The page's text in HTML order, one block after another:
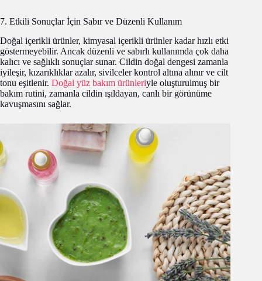
7. Etkili Sonuçlar İçin Sabır ve Düzenli Kullanım
Doğal içerikli ürünler, kimyasal içerikli ürünler kadar hızlı etki
göstermeyebilir. Ancak düzenli ve sabırlı kullanımda çok daha
kalıcı ve sağlıklı sonuçlar sunar. Cildin doğal dengesi zamanla
iyileşir, kızarıklıklar azalır, sivilceler kontrol altına alınır ve cilt
tonu eşitlenir. Doğal yüz bakım ürünleriyle oluşturulmuş bir
bakım rutini, zamanla cildin ışıldayan, canlı bir görünüme
kavuşmasını sağlar.